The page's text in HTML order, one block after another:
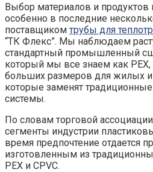
Выбор материалов и
особенно в последние
поставщиком трубы для
“ТК Флекс”. Мы наблюдаем
стандартный промышленный
который мы все знаем как
больших размеров для жилых
которые заменят
системы.
По словам торговой
сегменты индустрии
время предпочтение отдается
изготовленным из
PEX и CPVC.